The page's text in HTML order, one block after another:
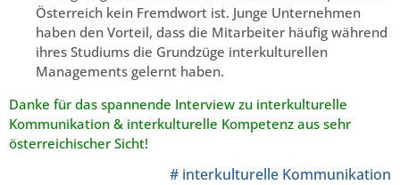
Österreich kein Fremdwort ist. Junge Unternehmen
haben den Vorteil, dass die Mitarbeiter häufig während
ihres Studiums die Grundzüge interkulturellen
Managements gelernt haben.
Danke für das spannende Interview zu interkulturelle
Kommunikation & interkulturelle Kompetenz aus sehr
österreichischer Sicht!
# interkulturelle Kommunikation